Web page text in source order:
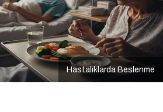
Hastalıklarda Beslenme